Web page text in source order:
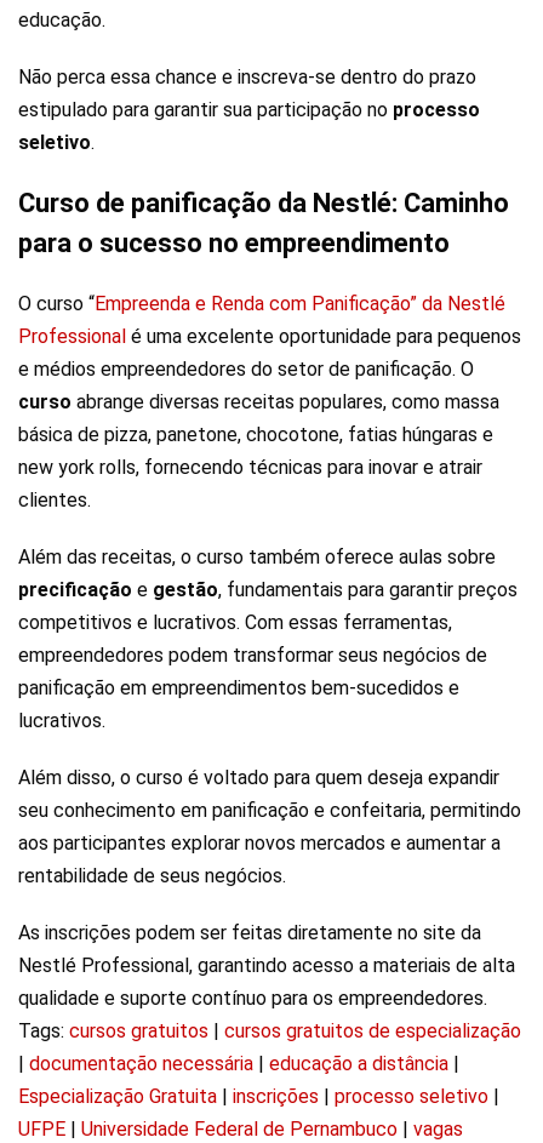
educação.
Não perca essa chance e inscreva-se dentro do prazo
estipulado para garantir sua participação no processo
seletivo.
Curso de panificação da Nestlé: Caminho
para o sucesso no empreendimento
O curso “Empreenda e Renda com Panificação” da Nestlé
Professional é uma excelente oportunidade para pequenos
e médios empreendedores do setor de panificação. O
curso abrange diversas receitas populares, como massa
básica de pizza, panetone, chocotone, fatias húngaras e
new york rolls, fornecendo técnicas para inovar e atrair
clientes.
Além das receitas, o curso também oferece aulas sobre
precificação e gestão, fundamentais para garantir preços
competitivos e lucrativos. Com essas ferramentas,
empreendedores podem transformar seus negócios de
panificação em empreendimentos bem-sucedidos e
lucrativos.
Além disso, o curso é voltado para quem deseja expandir
seu conhecimento em panificação e confeitaria, permitindo
aos participantes explorar novos mercados e aumentar a
rentabilidade de seus negócios.
As inscrições podem ser feitas diretamente no site da
Nestlé Professional, garantindo acesso a materiais de alta
qualidade e suporte contínuo para os empreendedores.
Tags: cursos gratuitos
cursos gratuitos de especialização
documentação necessária educação a distância
Especialização Gratuita
inscrições processo seletivo
UFPE
Universidade Federal de Pernambuco vagas